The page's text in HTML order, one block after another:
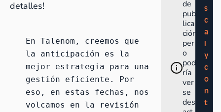
detalles!
En Talenom, creemos que
la anticipación es la
mejor estrategia para una
gestión eficiente. Por
eso, en estas fechas, nos
volcamos en la revisión
de
pub
lica
ción
per
o
pod
ría
ver
se
des
s
c
a
l
y
c
o
n
t